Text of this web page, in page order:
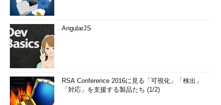
AngularJS
RSA Conference 2016に見る「可視化」「検出」
「対応」を支援する製品たち (1/2)